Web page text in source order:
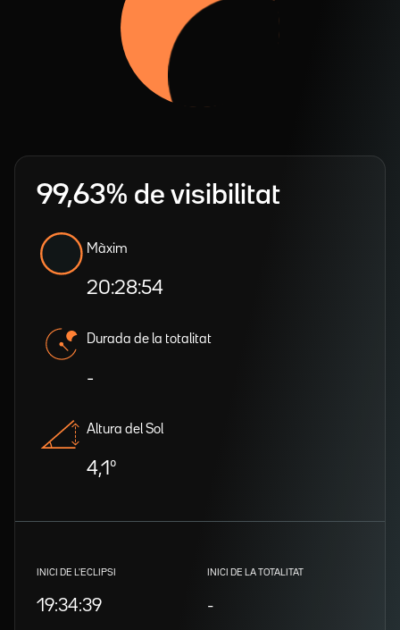
99,63% de visibilitat
Màxim
20:28:54
Durada de la totalitat
-
Altura del Sol
4,1º
INICI DE L'ECLIPSI
19:34:39
INICI DE LA TOTALITAT
-